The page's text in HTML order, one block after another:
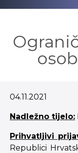
04.11.2021
Nadležno tijelo:
Prihvatljivi
Republici